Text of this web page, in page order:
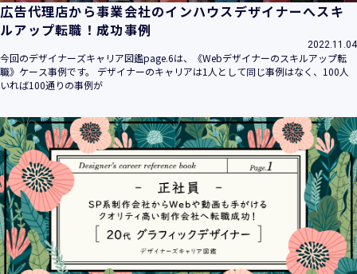
広告代理店から事業会社のインハウスデザイナーへスキ
ルアップ転職！成功事例
2022.11.04
今回のデザイナーズキャリア図鑑page.6は、《Webデザイナーのスキルアップ転
職》ケース事例です。 デザイナーのキャリアは1人として同じ事例はなく、100人
いれば100通りの事例が